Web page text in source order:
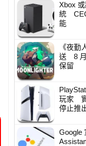
Xbox
統
能
《夜勤
送 8 月
保留
玩家
停止推
Google